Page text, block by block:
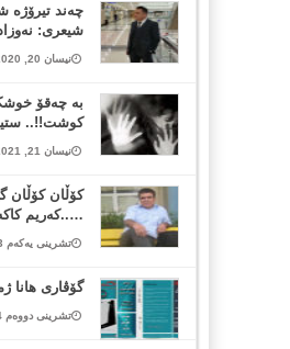
چەند تیرۆژە
شیعری:
نیسان 20, 2020 Closed
بە چەقۆ
کوشت!!..
نیسان 21, 2021 Closed
…..كه‌ریم
تشرینی یەکەم 23, 2016 Closed
گۆڤاری هانا
تشرینی دووەم 24, 2017 Closed